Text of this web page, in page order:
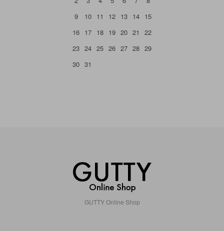
9
10 11 12 13 14 15
16 17 18 19 20 21
22
23 24 25 26 27 28 29
30 31
GUTTY Online Shop